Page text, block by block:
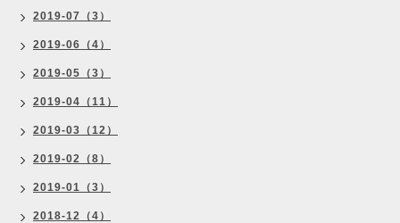
2019-07（3）
2019-06（4）
2019-05（3）
2019-04（11）
2019-03（12）
2019-02（8）
2019-01（3）
2018-12（4）